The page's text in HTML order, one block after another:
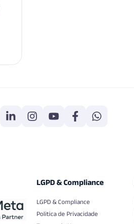
LGPD & Compliance
LGPD & Compliance
Politica de Privacidade